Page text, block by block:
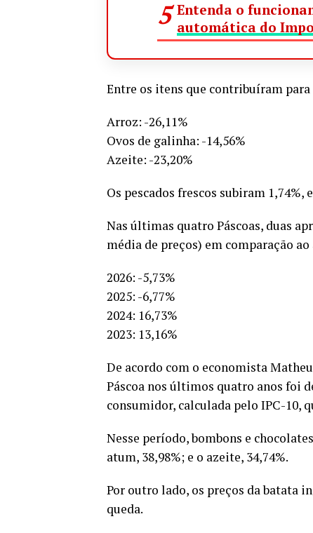
Entenda o
automática do
Entre os itens que contribuíram para
Arroz: -26,11%
Ovos de galinha: -14,56%
Azeite: -23,20%
Os pescados frescos subiram 1,74%,
Nas últimas quatro Páscoas, duas
média de preços) em comparação
2026: -5,73%
2025: -6,77%
2024: 16,73%
2023: 13,16%
De acordo com o economista
Páscoa nos últimos quatro anos foi
consumidor, calculada pelo IPC-10,
Nesse período, bombons e
atum, 38,98%; e o azeite, 34,74%.
Por outro lado, os preços da batata
queda.